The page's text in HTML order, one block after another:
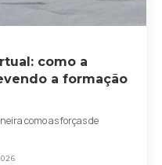
como a
a formação
como as forças de